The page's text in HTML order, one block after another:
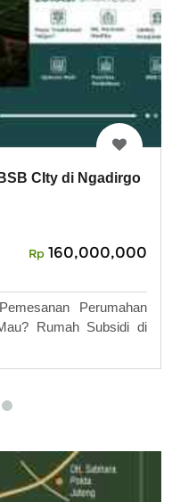
CIty di Ngadirgo
Rp 160,000,000
Perumahan
Rumah Subsidi di